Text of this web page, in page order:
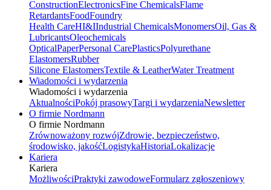
ConstructionElectronicsFine ChemicalsFlame
RetardantsFoodFoundry
Health CareHI&IIndustrial ChemicalsMonomersOil, Gas &
LubricantsOleochemicals
OpticalPaperPersonal CarePlasticsPolyurethane
ElastomersRubber
Silicone ElastomersTextile & LeatherWater Treatment
Wiadomości i wydarzenia
Wiadomości i wydarzenia
AktualnościPokój prasowyTargi i wydarzeniaNewsletter
O firmie Nordmann
O firmie Nordmann
Zrównoważony rozwójZdrowie, bezpieczeństwo,
środowisko, jakośćLogistykaHistoriaLokalizacje
Kariera
Kariera
MożliwościPraktyki zawodoweFormularz zgłoszeniowy